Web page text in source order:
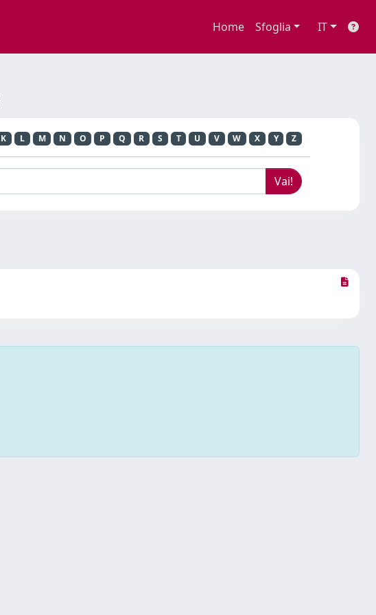
Home Sfoglia IT
K L M N O P Q R S T U V W X Y Z